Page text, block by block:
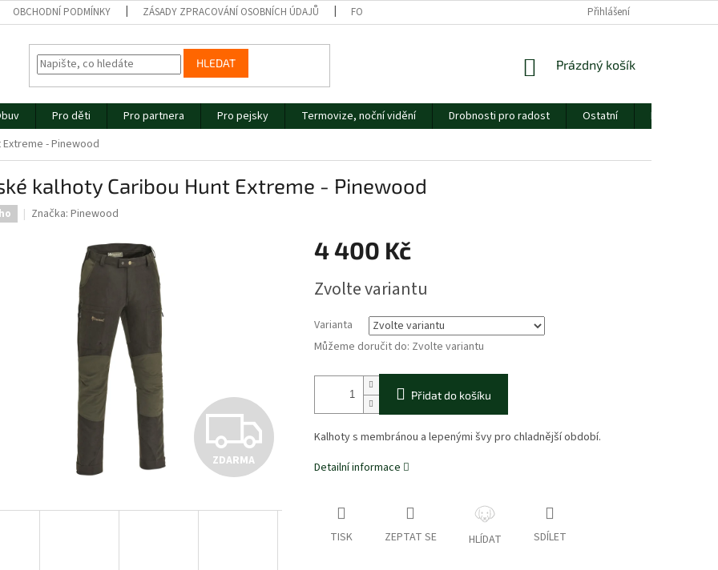
OBCHODNÍ PODMÍNKY ZÁSADY ZPRACOVÁNÍ OSOBNÍCH ÚDAJŮ FORMULÁŘE O NÁS
Přihlášení
HLEDAT
NÁKUPNÍ
Prázdný košík
Pro děti Pro partnera Pro pejsky Termovize, noční vidění Drobnosti pro radost Ostatní
Dárkový
- Pinewood
kalhoty Caribou Hunt Extreme - Pinewood
Značka: Pinewood
Z
D
ZDARMA
4 400 Kč
cena:
Zvolte variantu
Varianta
Můžeme doručit do: Zvolte variantu
Přidat do košíku
Kalhoty s membránou a lepenými švy pro chladnější období.
Detailní informace
TISK ZEPTAT SE HLÍDAT SDÍLET